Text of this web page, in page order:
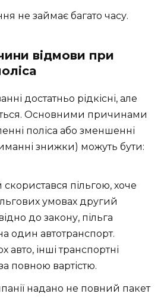
не займає багато часу.
відмови при
достатньо рідкісні, але
Основними причинами
поліса або зменшенні
знижки) можуть бути:
пільгою, хоче
умовах другий
до закону, пільга
один автотранспорт.
авто, інші транспортні
повною вартістю.
надано не повний пакет